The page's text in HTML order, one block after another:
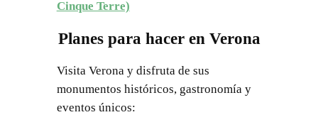
Cinque Terre)
Planes para hacer en Verona
Visita Verona y disfruta de sus
monumentos históricos, gastronomía y
eventos únicos: